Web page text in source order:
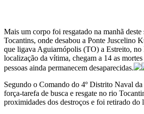
Mais um corpo foi resgatado na manhã
Tocantins, onde desabou a Ponte Juscelino
que ligava Aguiarnópolis (TO) a Estreito, no
localização da vítima, chegam a 14 as
pessoas ainda permanecem desaparecidas.
Segundo o Comando do 4º Distrito Naval
força-tarefa de busca e resgate no rio
proximidades dos destroços e foi retirado do